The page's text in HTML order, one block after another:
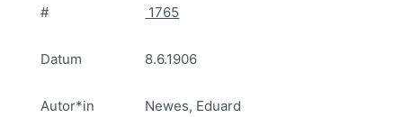
# 1765
Datum 8.6.1906
Autor*in Newes, Eduard